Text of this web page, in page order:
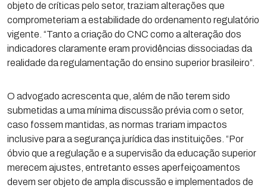
objeto de críticas pelo setor, traziam alterações que
comprometeriam a estabilidade do ordenamento regulatório
vigente. “Tanto a criação do CNC como a alteração dos
indicadores claramente eram providências dissociadas da
realidade da regulamentação do ensino superior brasileiro”.
O advogado acrescenta que, além de não terem sido
submetidas a uma mínima discussão prévia com o setor,
caso fossem mantidas, as normas trariam impactos
inclusive para a segurança jurídica das instituições. “Por
óbvio que a regulação e a supervisão da educação superior
merecem ajustes, entretanto esses aperfeiçoamentos
devem ser objeto de ampla discussão e implementados de